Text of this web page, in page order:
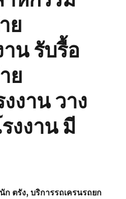
ย
น รับรื้อ
ย
งาน วาง
งงาน มี
ตรัง, บริการรถเครนรถยก